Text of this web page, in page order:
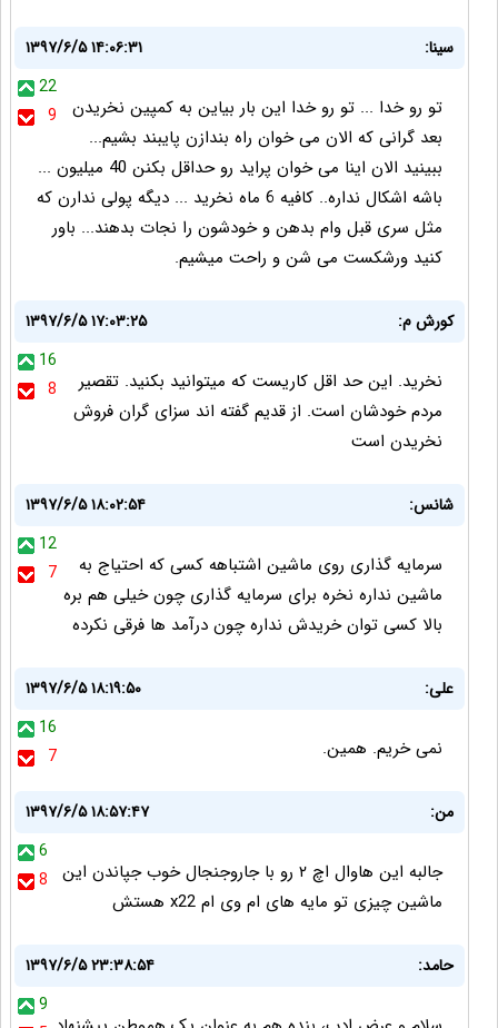
سینا:
۱۳۹۷/۶/۵ ۱۴:۰۶:۳۱
22
9
تو رو خدا ... تو رو خدا این بار بیاین به کمپين نخریدن
بعد گرانی که الان می خوان راه بندازن پایبند بشیم...
ببینید الان اینا می خوان پراید رو حداقل بکنن 40 میلیون ...
باشه اشکال نداره.. کافیه 6 ماه نخرید ... دیگه پولی ندارن که
مثل سری قبل وام بدهن و خودشون را نجات بدهند... باور
کنید ورشکست می شن و راحت میشیم.
کورش م:
۱۳۹۷/۶/۵ ۱۷:۰۳:۲۵
16
8
نخرید. این حد اقل کاریست که میتوانید بکنید. تقصیر
مردم خودشان است. از قدیم گفته اند سزای گران فروش
نخریدن است
شانس:
۱۳۹۷/۶/۵ ۱۸:۰۲:۵۴
12
7
سرمایه گذاری روی ماشین اشتباهه کسی که احتیاج به
ماشین نداره نخره برای سرمایه گذاری چون خیلی هم بره
بالا کسی توان خریدش نداره چون درآمد ها فرقی نکرده
علی:
۱۳۹۷/۶/۵ ۱۸:۱۹:۵۰
16
7
نمی خریم. همین.
من:
۱۳۹۷/۶/۵ ۱۸:۵۷:۴۷
6
8
جالبه این هاوال اچ ۲ رو با جاروجنجال خوب جپاندن این
ماشین چیزی تو مایه های ام وی ام x22 هستش
حامد:
۱۳۹۷/۶/۵ ۲۳:۳۸:۵۴
9